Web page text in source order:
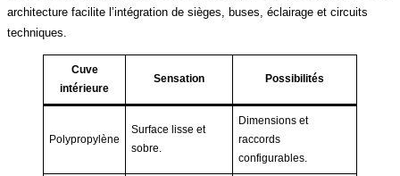
architecture facilite l’intégration de sièges, buses, éclairage et circuits
techniques.
Cuve
intérieure
Sensation Possibilités
Polypropylène
Surface lisse et
sobre.
Dimensions et
raccords
configurables.